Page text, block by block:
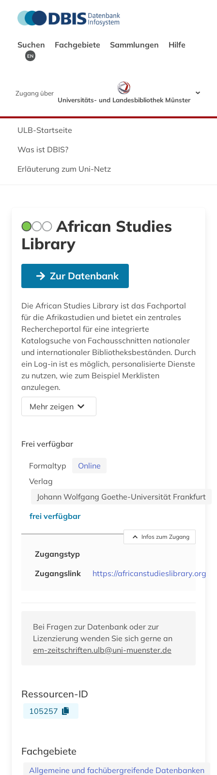
Suchen Fachgebiete Sammlungen Hilfe
EN
Zugang über
Universitäts- und Landesbibliothek Münster
ULB-Startseite
Was ist DBIS?
Erläuterung zum Uni-Netz
African Studies
Library
Zur Datenbank
Die African Studies Library ist das Fachportal
für die Afrikastudien und bietet ein zentrales
Rechercheportal für eine integrierte
Katalogsuche von Fachausschnitten nationaler
und internationaler Bibliotheksbeständen. Durch
ein Log-in ist es möglich, personalisierte Dienste
zu nutzen, wie zum Beispiel Merklisten
anzulegen.
Mehr zeigen
Frei verfügbar
Formaltyp
Online
Verlag
Johann Wolfgang Goethe-Universität Frankfurt
frei verfügbar
Infos zum Zugang
Zugangstyp
Zugangslink
https://africanstudieslibrary.org
Bei Fragen zur Datenbank oder zur
Lizenzierung wenden Sie sich gerne an
em-zeitschriften.ulb@uni-muenster.de
Ressourcen-ID
105257
Fachgebiete
Allgemeine und fachübergreifende Datenbanken